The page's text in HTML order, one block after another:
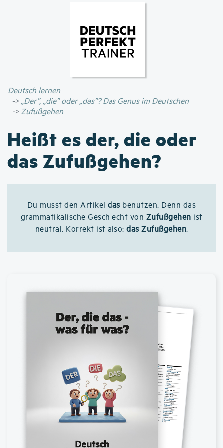
Inhalt
Deutsch lernen
„Der”, „die” oder „das”? Das Genus im Deutschen
Zufußgehen
Heißt es der, die oder
das Zufußgehen?
Du musst den Artikeldas benutzen. Denn das
grammatikalische Geschlecht von Zufußgehen ist
neutral. Korrekt ist also: das Zufußgehen.